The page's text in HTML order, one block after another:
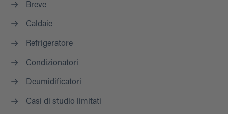
Breve
Caldaie
Refrigeratore
Condizionatori
Deumidificatori
Casi di studio limitati